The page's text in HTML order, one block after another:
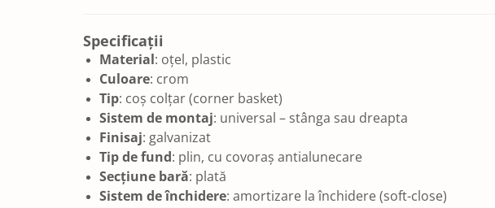
Specificații
Material: oțel, plastic
Culoare: crom
Tip: coș colțar (corner basket)
Sistem de montaj: universal – stânga sau dreapta
Finisaj: galvanizat
Tip de fund: plin, cu covoraș antialunecare
Secțiune bară: plată
Sistem de închidere: amortizare la închidere (soft-close)